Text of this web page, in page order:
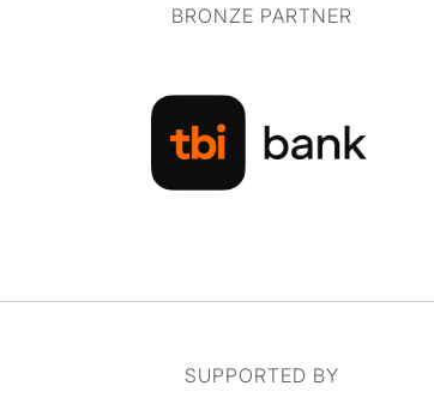
BRONZE PARTNER
SUPPORTED BY